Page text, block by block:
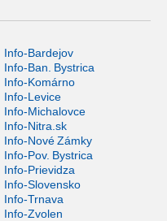
Info-Bardejov
Info-Ban. Bystrica
Info-Komárno
Info-Levice
Info-Michalovce
Info-Nitra.sk
Info-Nové Zámky
Info-Pov. Bystrica
Info-Prievidza
Info-Slovensko
Info-Trnava
Info-Zvolen